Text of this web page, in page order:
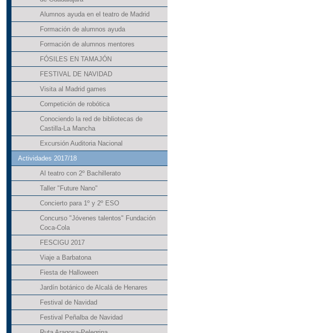
Alumnos ayuda en el teatro de Madrid
Formación de alumnos ayuda
Formación de alumnos mentores
FÓSILES EN TAMAJÓN
FESTIVAL DE NAVIDAD
Visita al Madrid games
Competición de robótica
Conociendo la red de bibliotecas de
Castilla-La Mancha
Excursión Auditoria Nacional
Actividades 2017/18
Al teatro con 2º Bachillerato
Taller "Future Nano"
Concierto para 1º y 2º ESO
Concurso "Jóvenes talentos" Fundación
Coca-Cola
FESCIGU 2017
Viaje a Barbatona
Fiesta de Halloween
Jardín botánico de Alcalá de Henares
Festival de Navidad
Festival Peñalba de Navidad